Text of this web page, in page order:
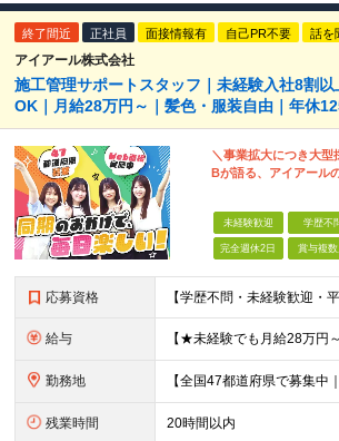
終了間近 正社員 面接情報有 自己PR不要 話を
アイアール株式会社
施工管理サポートスタッフ｜未経験入社8割
OK｜月給28万円～｜髪色・服装自由｜年休
＼事業拡大につき大型
Bが語る、アイアール
未経験歓迎 学歴不
完全週休2日 賞与複数
応募資格
給与
勤務地
残業時間 20時間以内